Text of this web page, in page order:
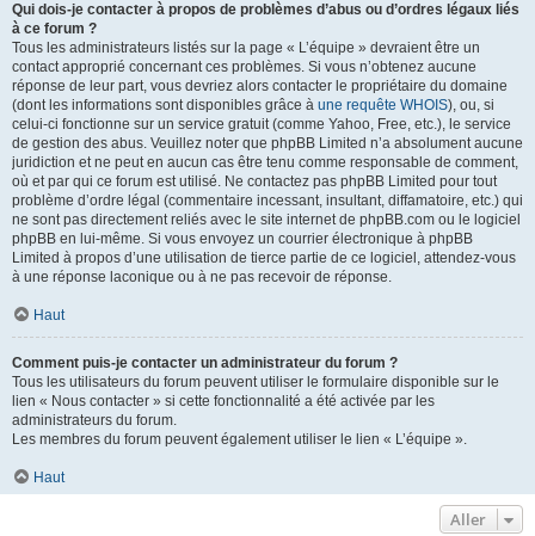
Qui dois-je contacter à propos de problèmes d’abus ou d’ordres légaux liés
à ce forum ?
Tous les administrateurs listés sur la page « L’équipe » devraient être un
contact approprié concernant ces problèmes. Si vous n’obtenez aucune
réponse de leur part, vous devriez alors contacter le propriétaire du domaine
(dont les informations sont disponibles grâce à une requête WHOIS), ou, si
celui-ci fonctionne sur un service gratuit (comme Yahoo, Free, etc.), le service
de gestion des abus. Veuillez noter que phpBB Limited n’a absolument aucune
juridiction et ne peut en aucun cas être tenu comme responsable de comment,
où et par qui ce forum est utilisé. Ne contactez pas phpBB Limited pour tout
problème d’ordre légal (commentaire incessant, insultant, diffamatoire, etc.) qui
ne sont pas directement reliés avec le site internet de phpBB.com ou le logiciel
phpBB en lui-même. Si vous envoyez un courrier électronique à phpBB
Limited à propos d’une utilisation de tierce partie de ce logiciel, attendez-vous
à une réponse laconique ou à ne pas recevoir de réponse.
Haut
Comment puis-je contacter un administrateur du forum ?
Tous les utilisateurs du forum peuvent utiliser le formulaire disponible sur le
lien « Nous contacter » si cette fonctionnalité a été activée par les
administrateurs du forum.
Les membres du forum peuvent également utiliser le lien « L’équipe ».
Haut
Aller